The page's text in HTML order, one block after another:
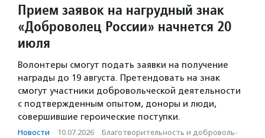
Прием заявок на нагрудный знак
«Доброволец России» начнется 20
июля
Волонтеры смогут подать заявки на получение
награды до 19 августа. Претендовать на знак
смогут участники добровольческой деятельности
с подтвержденным опытом, доноры и люди,
совершившие героические поступки.
Новости · 10.07.2026 · Благотвори­тель­ность и доброволь­